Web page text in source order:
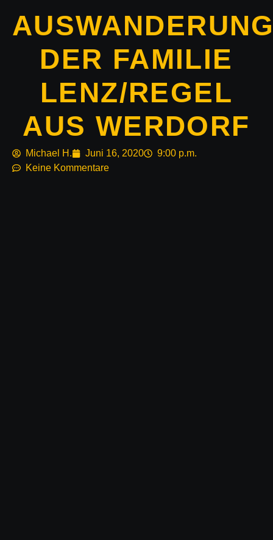
DER FAMILIE
LENZ/REGEL
AUS WERDORF
Michael H. Juni 16, 2020
9:00 p.m.
Keine Kommentare